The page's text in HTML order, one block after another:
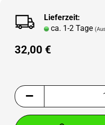
Lieferzeit:
ca. 1-2 Tage
32,00 €